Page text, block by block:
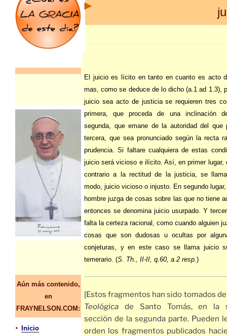
Aún más contenido,
en
FRAYNELSON.COM:
• Inicio
El juicio es lícito en tanto en cuanto es acto
mas, como se deduce de lo dicho (a.1 ad 1.3),
juicio sea acto de justicia se requieren tres
primera, que proceda de una inclinación
segunda, que emane de la autoridad del que
tercera, que sea pronunciado según la recta
prudencia. Si faltare cualquiera de estas
juicio será vicioso e ilícito. Así, en primer lugar,
contrario a la rectitud de la justicia, se
modo, juicio vicioso o injusto. En segundo
hombre juzga de cosas sobre las que no tiene
entonces se denomina juicio usurpado. Y
falta la certeza racional, como cuando alguien
cosas que son dudosas u ocultas por
conjeturas, y en este caso se llama juicio
temerario. (S. Th., II-II, q.60, a.2 resp. )
[Estos fragmentos han sido tomados
Teológica de Santo Tomás, en la
sección de la segunda parte. Pueden
orden los fragmentos publicados